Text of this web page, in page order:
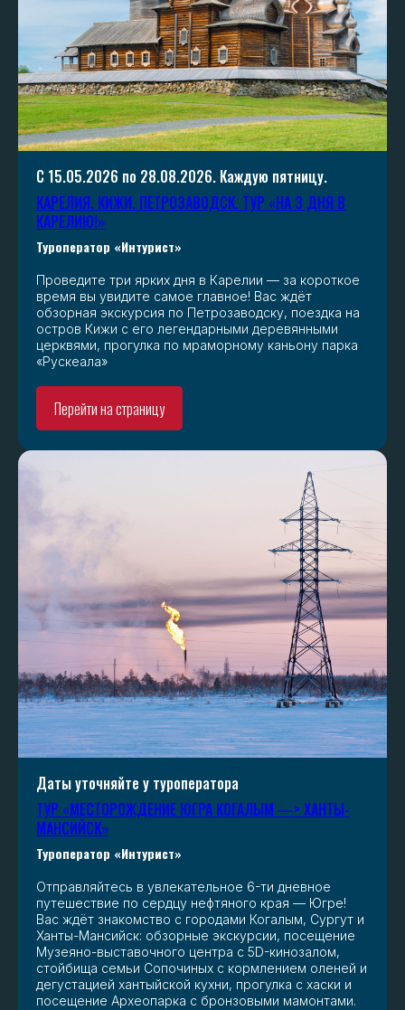
С 15.05.2026 по 28.08.2026. Каждую пятницу.
КАРЕЛИЯ. КИЖИ. ПЕТРОЗАВОДСК. ТУР «НА 3 ДНЯ В
КАРЕЛИЮ!»
Туроператор «Интурист»
Проведите три ярких дня в Карелии — за короткое
время вы увидите самое главное! Вас ждёт
обзорная экскурсия по Петрозаводску, поездка на
остров Кижи с его легендарными деревянными
церквями, прогулка по мраморному каньону парка
«Рускеала»
Перейти на страницу
Даты уточняйте у туроператора
ТУР «МЕСТОРОЖДЕНИЕ ЮГРА КОГАЛЫМ —> ХАНТЫ-
МАНСИЙСК»
Туроператор «Интурист»
Отправляйтесь в увлекательное 6-ти дневное
путешествие по сердцу нефтяного края — Югре!
Вас ждёт знакомство с городами Когалым, Сургут и
Ханты-Мансийск: обзорные экскурсии, посещение
Музеяно-выставочного центра с 5D-кинозалом,
стойбища семьи Сопочиных с кормлением оленей и
дегустацией хантыйской кухни, прогулка с хаски и
посещение Археопарка с бронзовыми мамонтами.